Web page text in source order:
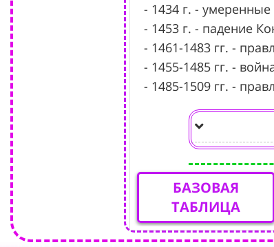
- 1434 г. -
- 1453 г. - падение
- 1461-1483 гг. -
- 1455-1485 гг. -
- 1485-1509 гг. -
БАЗОВАЯ
ТАБЛИЦА